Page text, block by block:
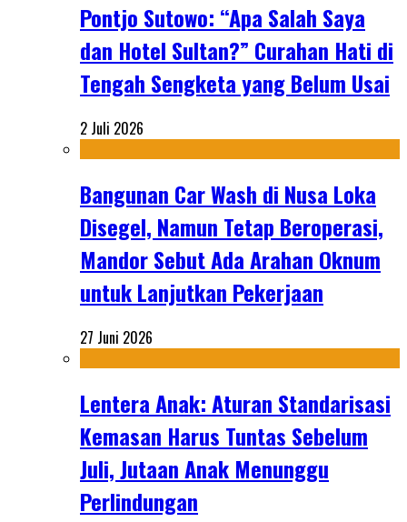
Pontjo Sutowo: “Apa Salah Saya
dan Hotel Sultan?” Curahan Hati di
Tengah Sengketa yang Belum Usai
2 Juli 2026
Bangunan Car Wash di Nusa Loka
Disegel, Namun Tetap Beroperasi,
Mandor Sebut Ada Arahan Oknum
untuk Lanjutkan Pekerjaan
27 Juni 2026
Lentera Anak: Aturan Standarisasi
Kemasan Harus Tuntas Sebelum
Juli, Jutaan Anak Menunggu
Perlindungan